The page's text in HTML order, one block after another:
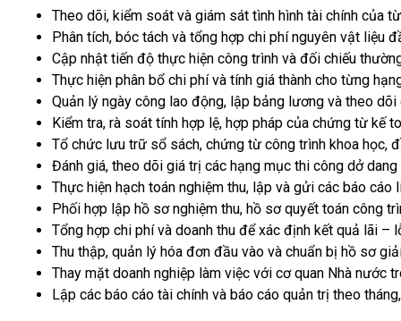
Theo dõi, kiểm soát và giám sát tình hình tài chính của
Phân tích, bóc tách và tổng hợp chi phí nguyên vật liệu
Cập nhật tiến độ thực hiện công trình và đối chiếu
Thực hiện phân bổ chi phí và tính giá thành cho từng
Quản lý ngày công lao động, lập bảng lương và theo
Kiểm tra, rà soát tính hợp lệ, hợp pháp của chứng từ kế
Tổ chức lưu trữ sổ sách, chứng từ công trình khoa học,
Đánh giá, theo dõi giá trị các hạng mục thi công dở
Thực hiện hạch toán nghiệm thu, lập và gửi các báo cáo
Phối hợp lập hồ sơ nghiệm thu, hồ sơ quyết toán công
Tổng hợp chi phí và doanh thu để xác định kết quả lãi –
Thu thập, quản lý hóa đơn đầu vào và chuẩn bị hồ sơ
Thay mặt doanh nghiệp làm việc với cơ quan Nhà nước
Lập các báo cáo tài chính và báo cáo quản trị theo